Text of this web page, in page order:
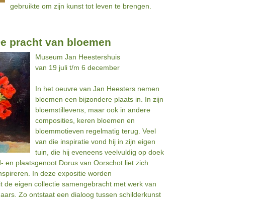
gebruikte om zijn kunst tot leven te brengen.
pracht van bloemen
Museum Jan Heestershuis
van 19 juli t/m 6 december
In het oeuvre van Jan Heesters nemen
bloemen een bijzondere plaats in. In zijn
bloemstillevens, maar ook in andere
composities, keren bloemen en
bloemmotieven regelmatig terug. Veel
van die inspiratie vond hij in zijn eigen
tuin, die hij eveneens veelvuldig op doek
en plaatsgenoot Dorus van Oorschot liet zich
In deze expositie worden
de eigen collectie samengebracht met werk van
Zo ontstaat een dialoog tussen schilderkunst